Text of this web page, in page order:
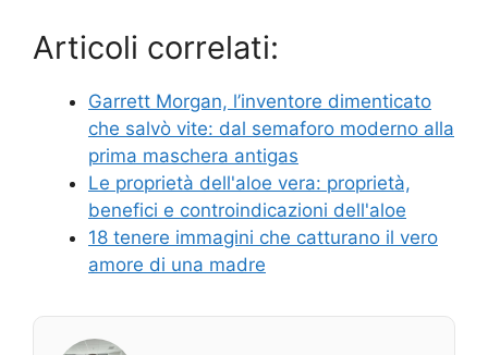
Articoli correlati:
Garrett Morgan, l’inventore dimenticato
che salvò vite: dal semaforo moderno alla
prima maschera antigas
Le proprietà dell'aloe vera: proprietà,
benefici e controindicazioni dell'aloe
18 tenere immagini che catturano il vero
amore di una madre